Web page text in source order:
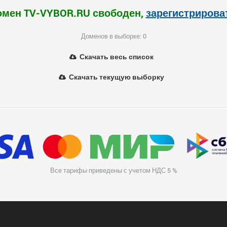
TV-VYBOR.RU свободен,
Доменов в выборке: 0
Скачать весь список
Скачать текущую выборку
Все тарифы приведены с учетом НДС 5 %